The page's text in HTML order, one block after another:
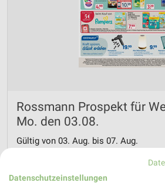
Rossmann Prospekt für
Mo. den 03.08.
Gültig von 03. Aug. bis 07. Aug.
Datenschutzeinstellungen